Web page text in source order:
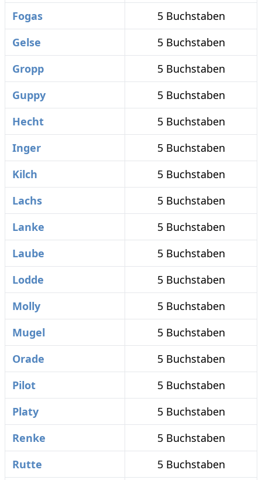
Fogas
5 Buchstaben
Gelse
5 Buchstaben
Gropp
5 Buchstaben
Guppy
5 Buchstaben
Hecht
5 Buchstaben
Inger
5 Buchstaben
Kilch
5 Buchstaben
Lachs
5 Buchstaben
Lanke
5 Buchstaben
Laube
5 Buchstaben
Lodde
5 Buchstaben
Molly
5 Buchstaben
Mugel
5 Buchstaben
Orade
5 Buchstaben
Pilot
5 Buchstaben
Platy
5 Buchstaben
Renke
5 Buchstaben
Rutte
5 Buchstaben